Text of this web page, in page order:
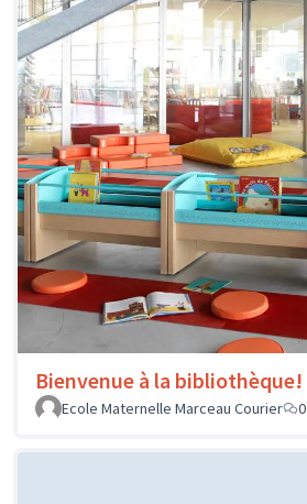
Bienvenue à la bibliothèque!
Ecole Maternelle Marceau Courier
0